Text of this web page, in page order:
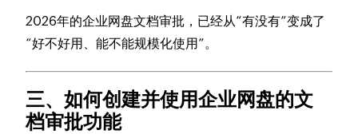
2026年的企业网盘文档审批，已经从“有没有”变成了
“好不好用、能不能规模化使用”。
三、如何创建并使用企业网盘的文
档审批功能